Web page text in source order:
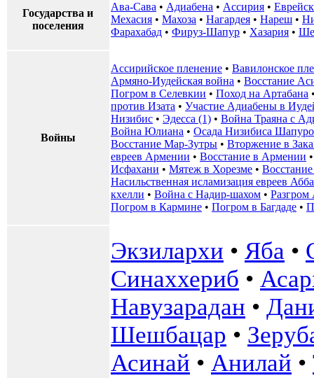
Государства и
поселения
Ава-Сава • Адиабена • Ассирия •
Мехасия • Махоза • Нагардея • Нареш •
Фарахабад • Фируз-Шапур • Хазария •
Войны
Ассирийское пленение • Вавилонское
Армяно-Иудейская война • Восстание
Погром в Селевкии • Поход на Артабана
против Изата • Участие Адиабены в
Низибис • Эдесса (1) • Война Траяна с
Война Юлиана • Осада Низибиса
Восстание Мар-Зутры • Вторжение в
евреев Армении • Восстание в Армении
Исфахани • Мятеж в Хорезме •
Насильственная исламизация евреев
кхелли • Война с Надир-шахом • Разгром
Погром в Кармине • Погром в Багдаде •
Экзилархи • Яба •
Синаххериб •
Навузарадан •
Шешбацар •
Асинай • Анилай •